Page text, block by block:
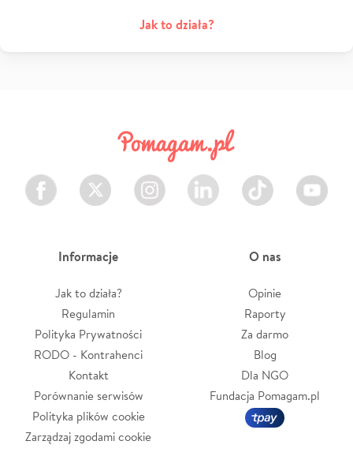
Jak to działa?
Facebook Twitter Instagram LinkedIn TikTok Youtube
Informacje
Jak to działa?
Regulamin
Polityka Prywatności
RODO - Kontrahenci
Kontakt
Porównanie serwisów
Polityka plików cookie
Zarządzaj zgodami cookie
O nas
Opinie
Raporty
Za darmo
Blog
Dla NGO
Fundacja Pomagam.pl